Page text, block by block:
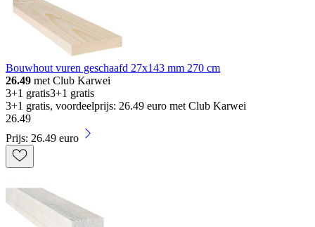
Bouwhout vuren geschaafd 27x143 mm 270 cm
26.49 met Club Karwei
3+1 gratis3+1 gratis
3+1 gratis, voordeelprijs: 26.49 euro met Club Karwei
26.49
Prijs: 26.49 euro